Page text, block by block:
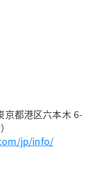
京都港区六本木 6-
jp/info/